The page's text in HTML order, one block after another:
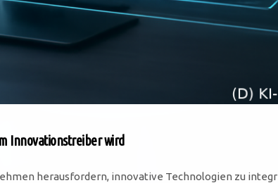
Innovationstreiber wird
herausfordern, innovative Technologien zu